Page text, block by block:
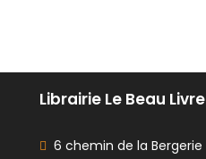
Librairie Le Beau Livre
6 chemin de la Bergerie